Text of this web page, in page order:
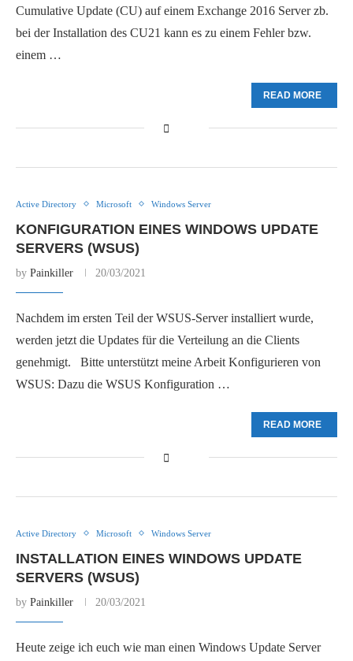
Cumulative Update (CU) auf einem Exchange 2016 Server zb.
bei der Installation des CU21 kann es zu einem Fehler bzw.
einem …
READ MORE
Active Directory Microsoft Windows Server
KONFIGURATION EINES WINDOWS UPDATE
SERVERS (WSUS)
by Painkiller 20/03/2021
Nachdem im ersten Teil der WSUS-Server installiert wurde,
werden jetzt die Updates für die Verteilung an die Clients
genehmigt. Bitte unterstützt meine Arbeit Konfigurieren von
WSUS: Dazu die WSUS Konfiguration …
READ MORE
Active Directory Microsoft Windows Server
INSTALLATION EINES WINDOWS UPDATE
SERVERS (WSUS)
by Painkiller 20/03/2021
Heute zeige ich euch wie man einen Windows Update Server